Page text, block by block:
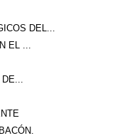
DEL...
EL ...